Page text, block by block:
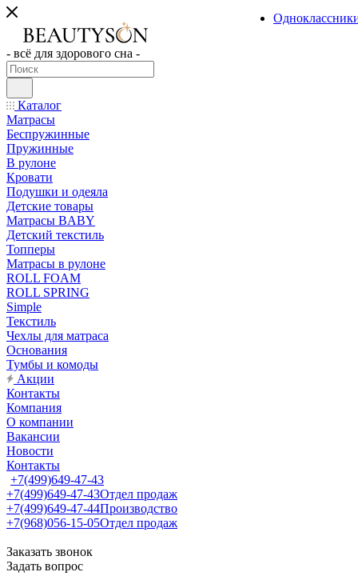
- всё для здорового сна -
Каталог
Матрасы
Беспружинные
Пружинные
В рулоне
Кровати
Подушки и одеяла
Детские товары
Матрасы BABY
Детский текстиль
Топперы
Матрасы в рулоне
ROLL FOAM
ROLL SPRING
Simple
Текстиль
Чехлы для матраса
Основания
Тумбы и комоды
Акции
Контакты
Компания
О компании
Вакансии
Новости
Контакты
+7(499)649-47-43
+7(499)649-47-43Отдел продаж
+7(499)649-47-44Производство
+7(968)056-15-05Отдел продаж
Заказать звонок
Задать вопрос